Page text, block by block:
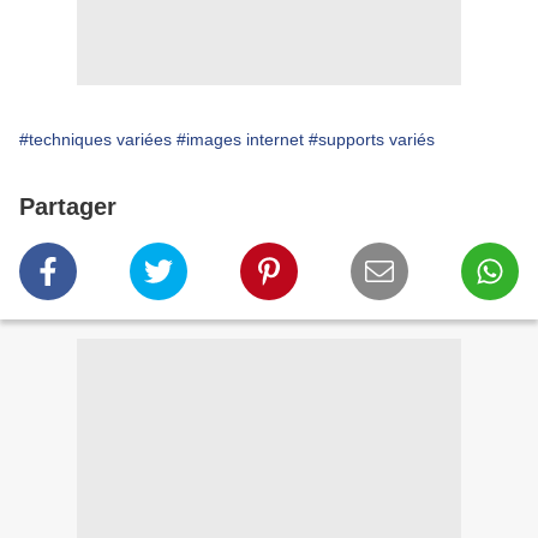
#techniques variées #images internet #supports variés
Partager